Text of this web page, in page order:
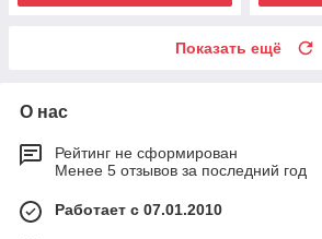
Показать ещё
О нас
Рейтинг не сформирован
Менее 5 отзывов за последний год
Работает с 07.01.2010